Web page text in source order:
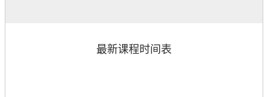
最新课程时间表